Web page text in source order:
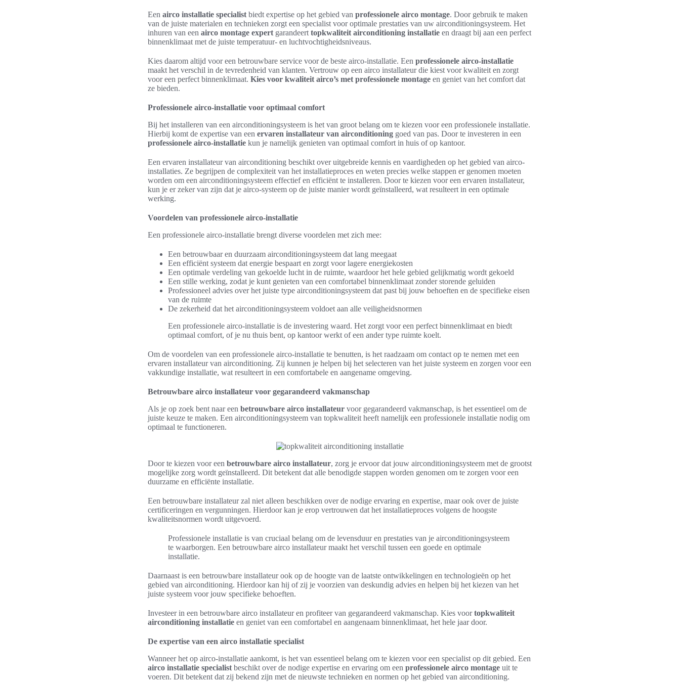
Een airco installatie specialist biedt expertise op het gebied van professionele airco montage. Door gebruik te maken
van de juiste materialen en technieken zorgt een specialist voor optimale prestaties van uw airconditioningsysteem. Het
inhuren van een airco montage expert garandeert topkwaliteit airconditioning installatie en draagt bij aan een perfect
binnenklimaat met de juiste temperatuur- en luchtvochtigheidsniveaus.
Kies daarom altijd voor een betrouwbare service voor de beste airco-installatie. Een professionele airco-installatie
maakt het verschil in de tevredenheid van klanten. Vertrouw op een airco installateur die kiest voor kwaliteit en zorgt
voor een perfect binnenklimaat. Kies voor kwaliteit airco’s met professionele montage en geniet van het comfort dat
ze bieden.
Professionele airco-installatie voor optimaal comfort
Bij het installeren van een airconditioningsysteem is het van groot belang om te kiezen voor een professionele installatie.
Hierbij komt de expertise van een ervaren installateur van airconditioning goed van pas. Door te investeren in een
professionele airco-installatie kun je namelijk genieten van optimaal comfort in huis of op kantoor.
Een ervaren installateur van airconditioning beschikt over uitgebreide kennis en vaardigheden op het gebied van airco-
installaties. Ze begrijpen de complexiteit van het installatieproces en weten precies welke stappen er genomen moeten
worden om een airconditioningsysteem effectief en efficiënt te installeren. Door te kiezen voor een ervaren installateur,
kun je er zeker van zijn dat je airco-systeem op de juiste manier wordt geïnstalleerd, wat resulteert in een optimale
werking.
Voordelen van professionele airco-installatie
Een professionele airco-installatie brengt diverse voordelen met zich mee:
Een betrouwbaar en duurzaam airconditioningsysteem dat lang meegaat
Een efficiënt systeem dat energie bespaart en zorgt voor lagere energiekosten
Een optimale verdeling van gekoelde lucht in de ruimte, waardoor het hele gebied gelijkmatig wordt gekoeld
Een stille werking, zodat je kunt genieten van een comfortabel binnenklimaat zonder storende geluiden
Professioneel advies over het juiste type airconditioningsysteem dat past bij jouw behoeften en de specifieke eisen
van de ruimte
De zekerheid dat het airconditioningsysteem voldoet aan alle veiligheidsnormen
Een professionele airco-installatie is de investering waard. Het zorgt voor een perfect binnenklimaat en biedt
optimaal comfort, of je nu thuis bent, op kantoor werkt of een ander type ruimte koelt.
Om de voordelen van een professionele airco-installatie te benutten, is het raadzaam om contact op te nemen met een
ervaren installateur van airconditioning. Zij kunnen je helpen bij het selecteren van het juiste systeem en zorgen voor een
vakkundige installatie, wat resulteert in een comfortabele en aangename omgeving.
Betrouwbare airco installateur voor gegarandeerd vakmanschap
Als je op zoek bent naar een betrouwbare airco installateur voor gegarandeerd vakmanschap, is het essentieel om de
juiste keuze te maken. Een airconditioningsysteem van topkwaliteit heeft namelijk een professionele installatie nodig om
optimaal te functioneren.
Door te kiezen voor een betrouwbare airco installateur, zorg je ervoor dat jouw airconditioningsysteem met de grootst
mogelijke zorg wordt geïnstalleerd. Dit betekent dat alle benodigde stappen worden genomen om te zorgen voor een
duurzame en efficiënte installatie.
Een betrouwbare installateur zal niet alleen beschikken over de nodige ervaring en expertise, maar ook over de juiste
certificeringen en vergunningen. Hierdoor kan je erop vertrouwen dat het installatieproces volgens de hoogste
kwaliteitsnormen wordt uitgevoerd.
Professionele installatie is van cruciaal belang om de levensduur en prestaties van je airconditioningsysteem
te waarborgen. Een betrouwbare airco installateur maakt het verschil tussen een goede en optimale
installatie.
Daarnaast is een betrouwbare installateur ook op de hoogte van de laatste ontwikkelingen en technologieën op het
gebied van airconditioning. Hierdoor kan hij of zij je voorzien van deskundig advies en helpen bij het kiezen van het
juiste systeem voor jouw specifieke behoeften.
Investeer in een betrouwbare airco installateur en profiteer van gegarandeerd vakmanschap. Kies voortopkwaliteit
airconditioning installatie en geniet van een comfortabel en aangenaam binnenklimaat, het hele jaar door.
De expertise van een airco installatie specialist
Wanneer het op airco-installatie aankomt, is het van essentieel belang om te kiezen voor een specialist op dit gebied. Een
airco installatie specialist beschikt over de nodige expertise en ervaring om een professionele airco montage uit te
voeren. Dit betekent dat zij bekend zijn met de nieuwste technieken en normen op het gebied van airconditioning.